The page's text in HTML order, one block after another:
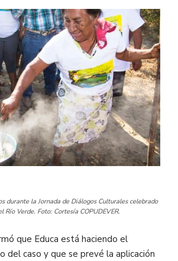
durante la Jornada de Diálogos Culturales celebrado
Río Verde. Foto: Cortesía COPUDEVER.
que Educa está haciendo el
del caso y que se prevé la aplicación